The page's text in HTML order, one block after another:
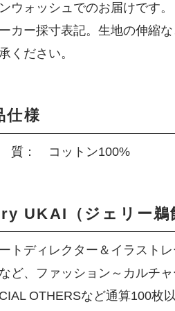
ウォッシュでのお届けです。
カー採寸表記。生地の伸縮
ください。
仕様
： コットン100%
UKAI（ジェリー鵜
トディレクター＆イラスト
ど、ファッション～カルチ
OTHERSなど通算100枚